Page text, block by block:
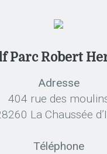
Parc Robert
Adresse
404 rue des
La Chaussée
Téléphone